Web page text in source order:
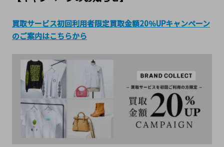
買取サービス初回利用者限定買取金額20％UPキャンペーン
のご案内はこちらから